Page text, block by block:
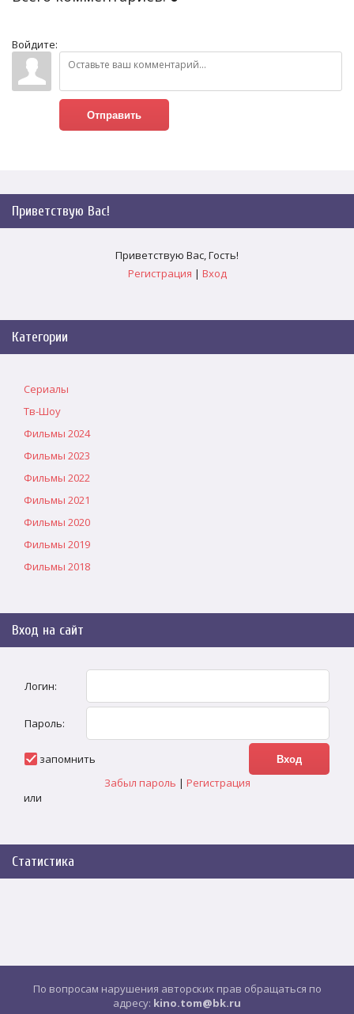
Войдите:
Отправить
Приветствую Вас!
Приветствую Вас,Гость!
Регистрация | Вход
Категории
Сериалы
Тв-Шоу
Фильмы 2024
Фильмы 2023
Фильмы 2022
Фильмы 2021
Фильмы 2020
Фильмы 2019
Фильмы 2018
Вход на сайт
Логин:
Пароль:
запомнить
Забыл пароль | Регистрация
или
Статистика
По вопросам нарушения авторских прав обращаться по
адресу: kino.tom@bk.ru